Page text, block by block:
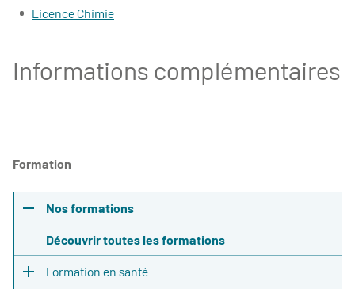
Licence Chimie
Informations complémentaires
-
Formation
Nos formations
Découvrir toutes les formations
Formation en santé